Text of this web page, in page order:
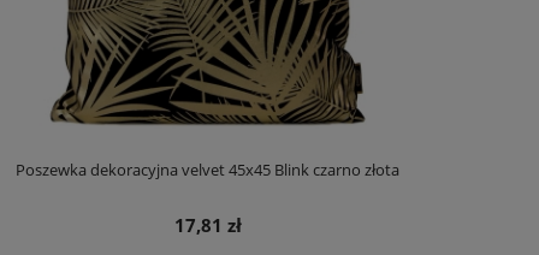
Poszewka dekoracyjna velvet 45x45 Blink czarno złota
17,81 zł